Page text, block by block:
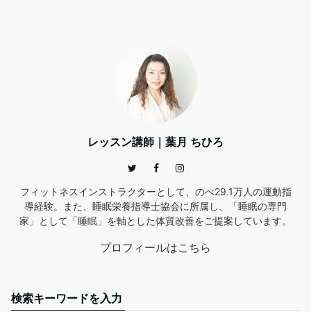
レッスン講師｜葉月 ちひろ
フィットネスインストラクターとして、のべ29.1万人の運動指
導経験。また、睡眠栄養指導士協会に所属し、「睡眠の専門
家」として「睡眠」を軸とした体質改善をご提案しています。
プロフィールはこちら
検索キーワードを入力